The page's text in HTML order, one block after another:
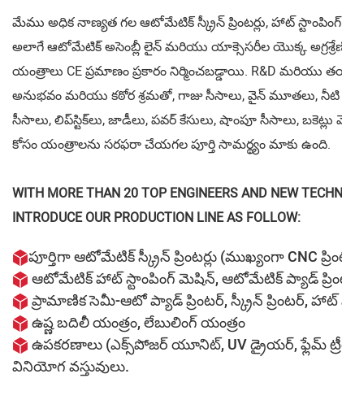
మేము అధిక నాణ్యత గల ఆటోమేటిక్ స్క్రీన్ ప్రింటర్లు, హాట్ స్టాంపింగ్
అలాగే ఆటోమేటిక్ అసెంబ్లీ లైన్ మరియు యాక్సెసరీల యొక్క
యంత్రాలు CE ప్రమాణం ప్రకారం నిర్మించబడ్డాయి. R&D
అనుభవం మరియు కఠోర శ్రమతో, గాజు సీసాలు, వైన్ మూతలు,
సీసాలు, లిప్‌స్టిక్‌లు, జాడీలు, పవర్ కేసులు, షాంపూ సీసాలు,
కోసం యంత్రాలను సరఫరా చేయగల పూర్తి సామర్థ్యం మాకు ఉంది.
WITH MORE THAN 20 TOP ENGINEERS AND NEW
INTRODUCE OUR PRODUCTION LINE AS FOLLOW:
పూర్తిగా ఆటోమేటిక్ స్క్రీన్ ప్రింటర్లు (ముఖ్యంగా CNC
ఆటోమేటిక్ హాట్ స్టాంపింగ్ మెషిన్, ఆటోమేటిక్ ప్యాడ్
ప్రామాణిక సెమీ-ఆటో ప్యాడ్ ప్రింటర్, స్క్రీన్ ప్రింటర్, హాట్
ఉష్ణ బదిలీ యంత్రం, లేబులింగ్ యంత్రం
ఉపకరణాలు (ఎక్స్‌పోజర్ యూనిట్, UV డ్రైయర్, ఫ్లేమ్
వినియోగ వస్తువులు.